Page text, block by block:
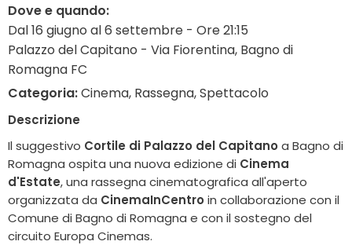
Dove e quando:
Dal 16 giugno al 6 settembre - Ore 21:15
Palazzo del Capitano - Via Fiorentina, Bagno di
Romagna FC
Categoria:Cinema, Rassegna, Spettacolo
Descrizione
Il suggestivo Cortile di Palazzo del Capitano a Bagno di
Romagna ospita una nuova edizione di Cinema
d'Estate, una rassegna cinematografica all'aperto
organizzata da CinemaInCentro in collaborazione con il
Comune di Bagno di Romagna e con il sostegno del
circuito Europa Cinemas.